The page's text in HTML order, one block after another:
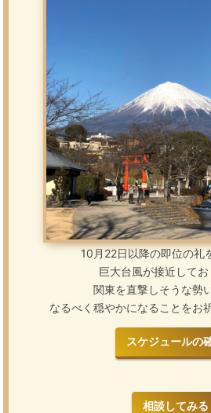
10月22日以降の即位の礼
巨大台風が接近してお
関東を直撃しそうな勢
なるべく穏やかになることをお
スケジュールの
相談してみる